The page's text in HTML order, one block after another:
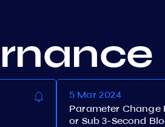
5 Mar 2024
Parameter Change
or Sub 3-Second